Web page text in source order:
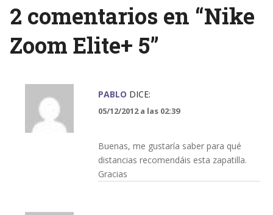
2 comentarios en “Nike
Zoom Elite+ 5”
PABLO DICE:
05/12/2012 a las 02:39
Buenas, me gustaría saber para qué
distancias recomendáis esta zapatilla.
Gracias